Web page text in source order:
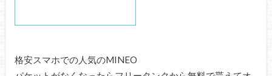
格安スマホでの人気のMINEO